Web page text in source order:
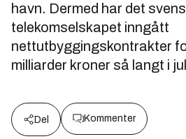
havn. Dermed har det
telekomselskapet inngått
nettutbyggingskontrakter
milliarder kroner så langt i
Del Kommenter